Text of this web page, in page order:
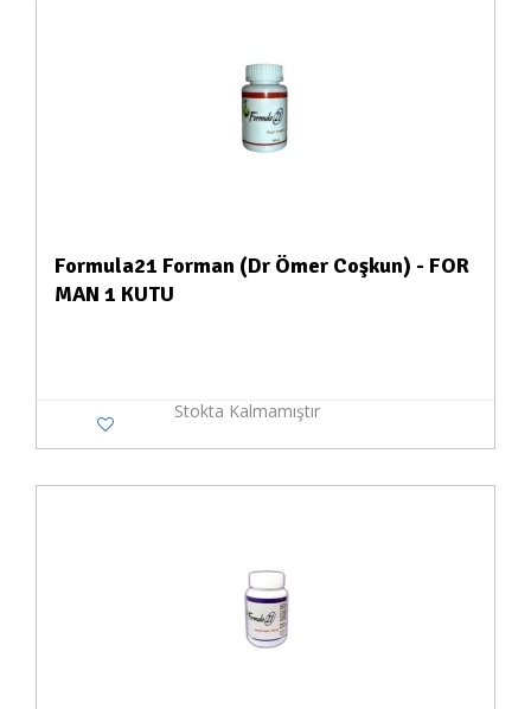
Formula21 Forman (Dr Ömer Coşkun) - FOR
MAN 1 KUTU
Stokta Kalmamıştır